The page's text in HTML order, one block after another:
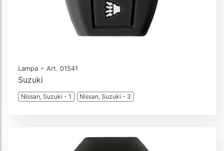
Lampa - Art. 01541
Suzuki
Nissan, Suzuki - 1 Nissan, Suzuki - 3